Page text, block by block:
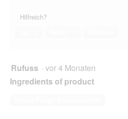
Hilfreich?
Rufuss · vor 4 Monaten
Ingredients of product